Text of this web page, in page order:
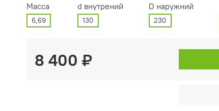
Масса
6,69
d внутрений
130
D наружний
230
8 400 ₽